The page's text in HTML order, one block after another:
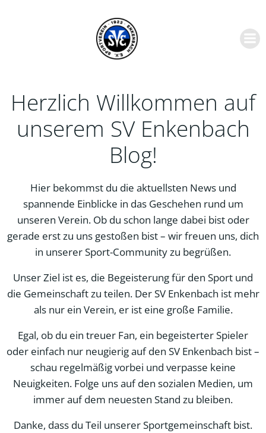
springen
Herzlich Willkommen auf
unserem SV Enkenbach
Blog!
Hier bekommst du die aktuellsten News und
spannende Einblicke in das Geschehen rund um
unseren Verein. Ob du schon lange dabei bist oder
gerade erst zu uns gestoßen bist – wir freuen uns, dich
in unserer Sport-Community zu begrüßen.
Unser Ziel ist es, die Begeisterung für den Sport und
die Gemeinschaft zu teilen. Der SV Enkenbach ist mehr
als nur ein Verein, er ist eine große Familie.
Egal, ob du ein treuer Fan, ein begeisterter Spieler
oder einfach nur neugierig auf den SV Enkenbach bist –
schau regelmäßig vorbei und verpasse keine
Neuigkeiten. Folge uns auf den sozialen Medien, um
immer auf dem neuesten Stand zu bleiben.
Danke, dass du Teil unserer Sportgemeinschaft bist.